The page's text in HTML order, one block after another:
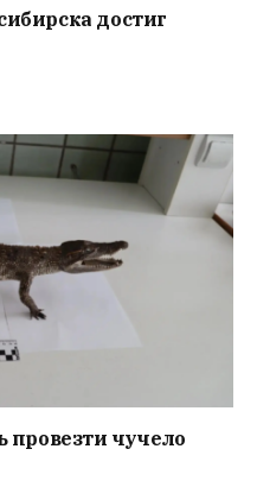
достиг
провезти чучело